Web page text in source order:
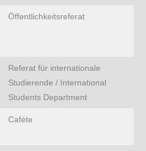
Öffentlichkeitsreferat
Referat für internationale
Studierende / International
Students Department
Caféte